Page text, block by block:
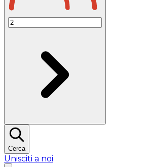
Cerca
Unisciti a noi